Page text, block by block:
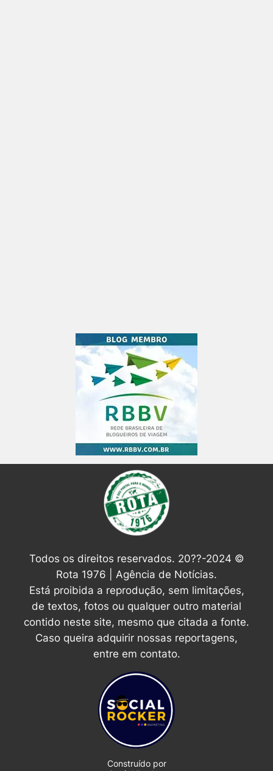
Todos os direitos reservados. 20??-2024 ©
Rota 1976 | Agência de Notícias.
Está proibida a reprodução, sem limitações,
de textos, fotos ou qualquer outro material
contido neste site, mesmo que citada a fonte.
Caso queira adquirir nossas reportagens,
entre em contato.
Construído por